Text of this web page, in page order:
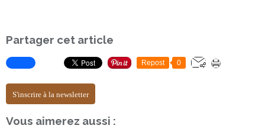
Partager cet article
Repost 0
S'inscrire à la newsletter
Vous aimerez aussi :